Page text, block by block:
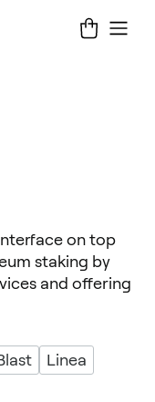
on top
staking by
and offering
Linea